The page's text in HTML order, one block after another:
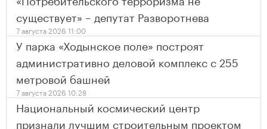
существует» – депутат Разворотнева
7 августа 2026 11:00
У парка «Ходынское поле» построят
административно деловой комплекс с 255
метровой башней
7 августа 2026 10:28
Национальный космический центр
признали лучшим строительным проектом